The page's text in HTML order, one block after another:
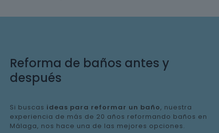
Reforma de baños antes y
después
Si buscas ideas para reformar un baño, nuestra
experiencia de más de 20 años reformando baños en
Málaga, nos hace una de las mejores opciones.